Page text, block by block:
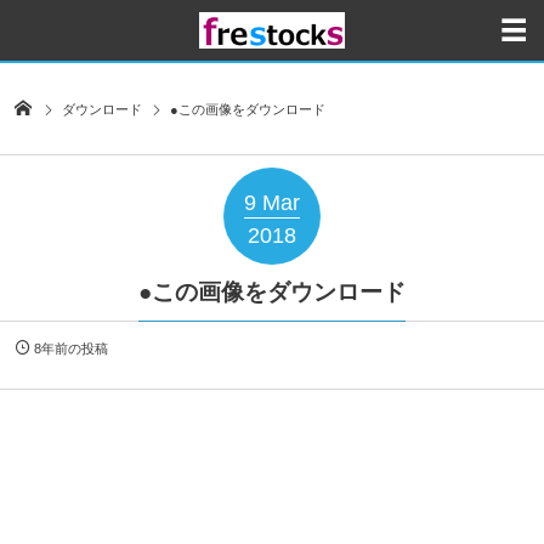
ダウンロード ●この画像をダウンロード
9 Mar
2018
●この画像をダウンロード
8年前の投稿